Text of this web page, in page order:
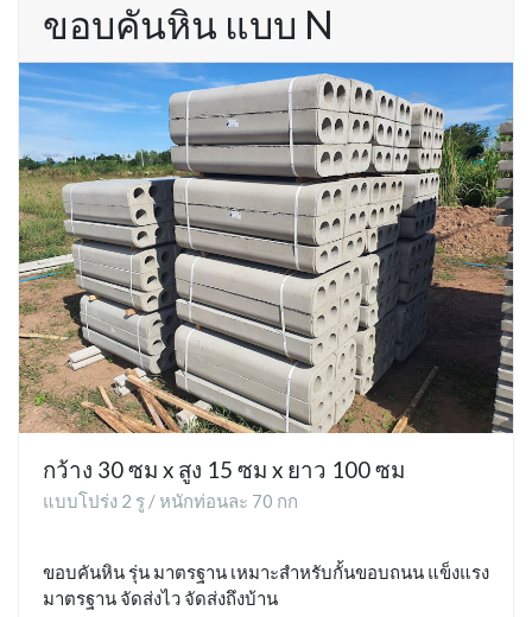
ขอบคันหิน แบบ N
กว้าง 30 ซม x สูง 15 ซม x ยาว 100 ซม
แบบโปร่ง 2 รู / หนักท่อนละ 70 กก
ขอบคันหิน รุ่น มาตรฐาน เหมาะสำหรับกั้นขอบถนน แข็งแรง
มาตรฐาน จัดส่งไว จัดส่งถึงบ้าน